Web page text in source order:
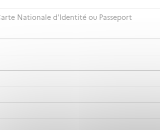
Nationale d'Identité ou Passeport